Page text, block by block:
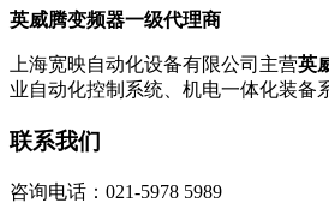
英威腾变频器一级代理商
上海宽映自动化设备有限公司主营英
业自动化控制系统、机电一体化装备
联系我们
咨询电话：021-5978 5989